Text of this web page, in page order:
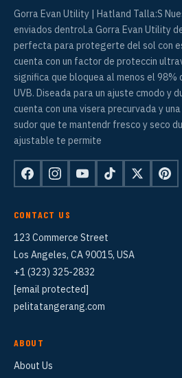
Gorra Evan Utility | Hatland Talla:S
enviados dentroLa Gorra Evan Utility
perfecta para protegerte del sol con
cuenta con un factor de proteccin
significa que bloquea al menos el 98%
UVB. Diseada para un ajuste cmodo y
cuenta con una visera precurvada y
sudor que te mantendr fresco y seco
ajustable te permite
CONTACT US
123 Commerce Street
Los Angeles, CA 90015, USA
+1 (323) 325-2832
[email protected]
pelitatangerang.com
ABOUT
About Us